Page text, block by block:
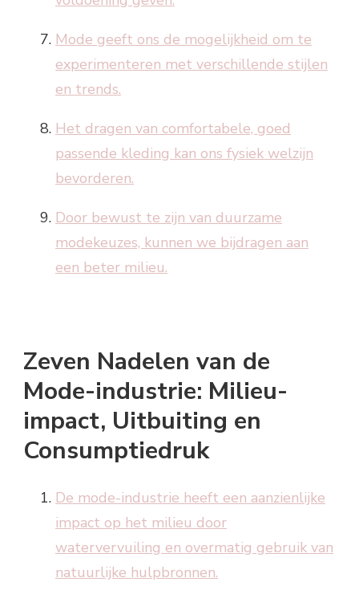
Mode geeft ons de mogelijkheid om te
experimenteren met verschillende stijlen
en trends.
Het dragen van comfortabele, goed
passende kleding kan ons fysiek welzijn
bevorderen.
Door bewust te zijn van duurzame
modekeuzes, kunnen we bijdragen aan
een beter milieu.
Zeven Nadelen van de
Mode-industrie: Milieu-
impact, Uitbuiting en
Consumptiedruk
De mode-industrie heeft een aanzienlijke
impact op het milieu door
watervervuiling en overmatig gebruik van
natuurlijke hulpbronnen.